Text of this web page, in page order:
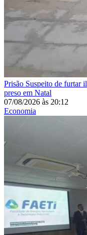
Prisão Suspeito de furtar
preso em Natal
07/08/2026 às 20:12
Economia